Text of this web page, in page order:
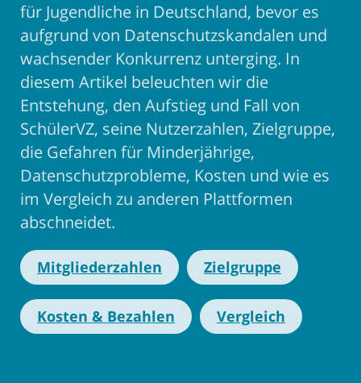
für Jugendliche in Deutschland, bevor es
aufgrund von Datenschutzskandalen und
wachsender Konkurrenz unterging. In
diesem Artikel beleuchten wir die
Entstehung, den Aufstieg und Fall von
SchülerVZ, seine Nutzerzahlen, Zielgruppe,
die Gefahren für Minderjährige,
Datenschutzprobleme, Kosten und wie es
im Vergleich zu anderen Plattformen
abschneidet.
Mitgliederzahlen Zielgruppe
Kosten & Bezahlen Vergleich